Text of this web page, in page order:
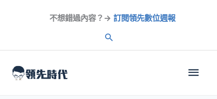
容
不想錯過內容？→ 訂閱領先數位週報
主